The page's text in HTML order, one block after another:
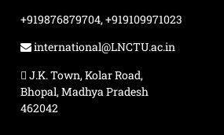
+919876879704,+919109971023
international@LNCTU.ac.in
J.K. Town, Kolar Road,
Bhopal, Madhya Pradesh
462042